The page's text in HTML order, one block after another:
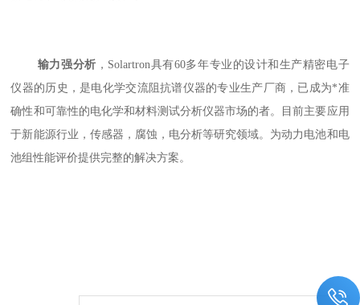
输力强分析 ， Solartron具有60多年专业的设计和生产精密电子
仪器的历史，是电化学交流阻抗谱仪器的专业生产厂商，已成为*准
确性和可靠性的电化学和材料测试分析仪器市场的者。目前主要应用
于新能源行业，传感器，腐蚀，电分析等研究领域。为动力电池和电
池组性能评价提供完整的解决方案。